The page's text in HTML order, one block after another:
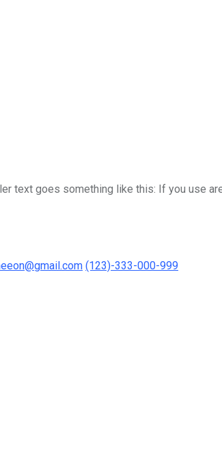
text goes something like this: If you use
(123)-333-000-999